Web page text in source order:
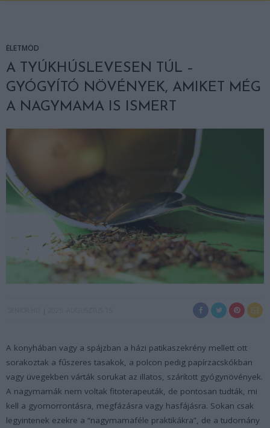
ÉLETMÓD
A TYÚKHÚSLEVESEN TÚL –
GYÓGYÍTÓ NÖVÉNYEK, AMIKET MÉG
A NAGYMAMA IS ISMERT
A konyhában vagy a spájzban a házi patikaszekrény mellett ott
sorakoztak a fűszeres tasakok, a polcon pedig papírzacskókban
vagy üvegekben várták sorukat az illatos, szárított gyógynövények.
A nagymamák nem voltak fitoterapeuták, de pontosan tudták, mi
kell a gyomorrontásra, megfázásra vagy hasfájásra. Sokan csak
legyintenek ezekre a “nagymamaféle praktikákra”, de a tudomány